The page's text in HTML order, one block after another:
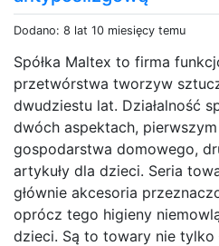
Dodano: 8 lat 10 miesięcy temu
Spółka Maltex to firma
przetwórstwa tworzyw
dwudziestu lat. Działalność
dwóch aspektach,
gospodarstwa domowego,
artykuły dla dzieci. Seria
głównie akcesoria
oprócz tego higieny
dzieci. Są to towary nie tylko